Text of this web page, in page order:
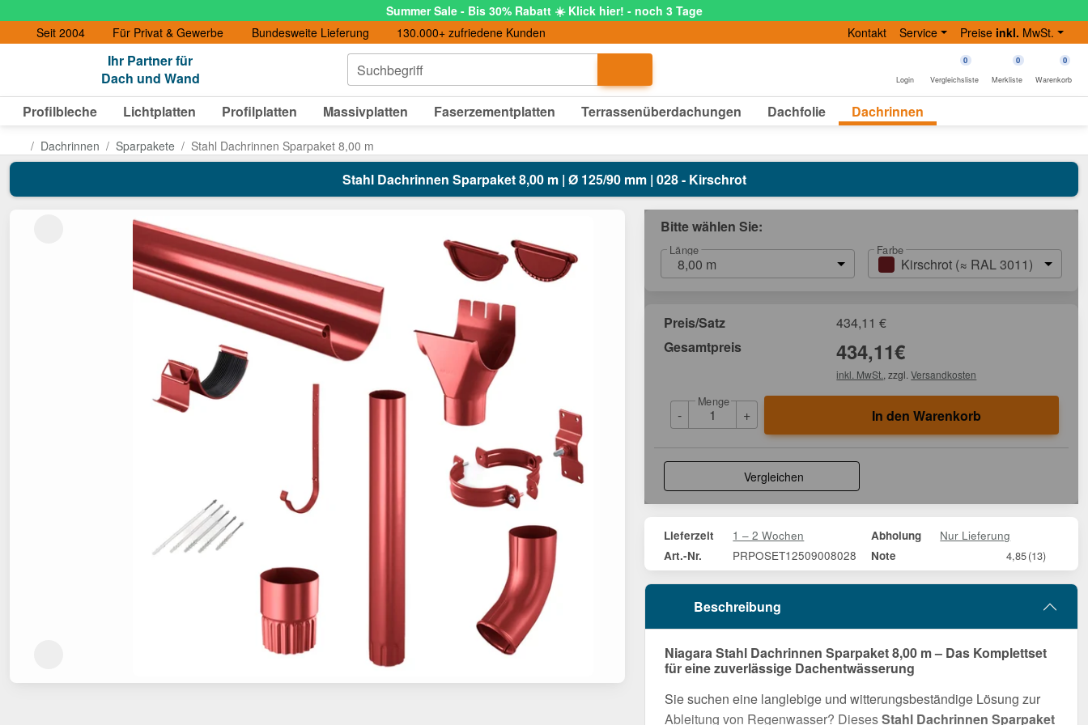
Summer Sale - Bis 30% Rabatt ☀️ Klick hier! - noch 3 Tage
Seit 2004
Für Privat & Gewerbe Bundesweite Lieferung 130.000+ zufriedene Kunden Kontakt Service Preise inkl. MwSt.
Ihr Partner für
Dach und Wand
Suchbegriff
Login
0
Vergleichsliste
0
Merkliste
0
Warenkorb
Profilbleche Lichtplatten Profilplatten Massivplatten Faserzementplatten Terrassenüberdachungen Dachfolie Dachrinnen
Dachrinnen Sparpakete Stahl Dachrinnen Sparpaket 8,00 m
Stahl Dachrinnen Sparpaket 8,00 m | Ø 125/90 mm | 028 - Kirschrot
Bitte wählen Sie:
Länge
8,00 m
Farbe
Kirschrot (≈ RAL 3011)
Preis/Satz 434,11 €
Gesamtpreis
434,11€
inkl. MwSt. , zzgl.Versandkosten
-
Menge
+ In den Warenkorb
Vergleichen
Lieferzeit 1 – 2 Wochen Abholung Nur Lieferung
Art.-Nr. PRPOSET12509008028 Note 4,85(13)
Beschreibung
Niagara Stahl Dachrinnen Sparpaket 8,00 m – Das Komplettset
für eine zuverlässige Dachentwässerung
Sie suchen eine langlebige und witterungsbeständige Lösung zur
Ableitung von Regenwasser? DiesesStahl Dachrinnen Sparpaket